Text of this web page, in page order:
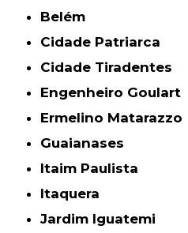
Belém
Cidade Patriarca
Cidade Tiradentes
Engenheiro Goulart
Ermelino Matarazzo
Guaianases
Itaim Paulista
Itaquera
Jardim Iguatemi